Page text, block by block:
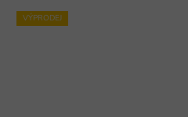
VÝPRODEJ